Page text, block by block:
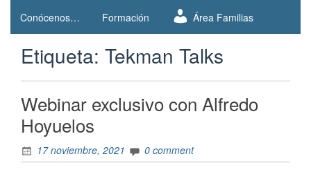
Conócenos… Formación Área Familias
Etiqueta: Tekman Talks
Webinar exclusivo con Alfredo
Hoyuelos
17 noviembre, 2021 0 comment